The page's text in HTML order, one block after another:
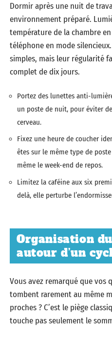
Dormir après une nuit de
environnement préparé.
température de la chambre
téléphone en mode
simples, mais leur régularité
complet de dix jours.
Portez des lunettes anti-
un poste de nuit, pour éviter
cerveau.
Fixez une heure de coucher
êtes sur le même type de
même le week-end de repos.
Limitez la caféine aux six
delà, elle perturbe
Organisation
autour d’un
Vous avez remarqué que vos
tombent rarement au même
proches ? C’est le piège
touche pas seulement le